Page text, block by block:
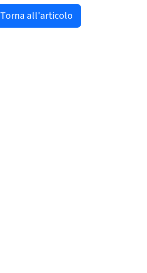
Torna all'articolo